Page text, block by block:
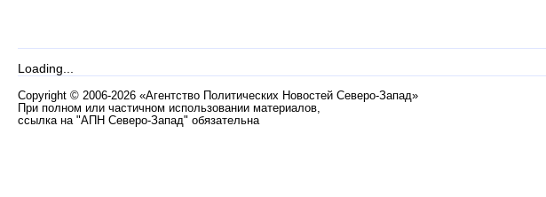
Loading...
Copyright © 2006-2026 «Агентство Политических Новостей Северо-Запад»
При полном или частичном использовании материалов,
ссылка на "АПН Северо-Запад" обязательна